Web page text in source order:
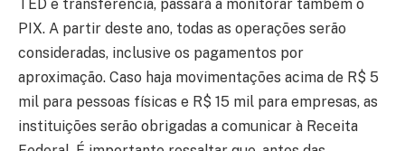
TED e transferência, passará a monitorar também o
PIX. A partir deste ano, todas as operações serão
consideradas, inclusive os pagamentos por
aproximação. Caso haja movimentações acima de R$ 5
mil para pessoas físicas e R$ 15 mil para empresas, as
instituições serão obrigadas a comunicar à Receita